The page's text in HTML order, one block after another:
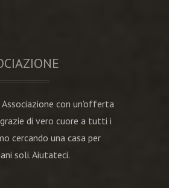
con un'offerta
di vero cuore a tutti i
cercando una casa per
soli. Aiutateci.